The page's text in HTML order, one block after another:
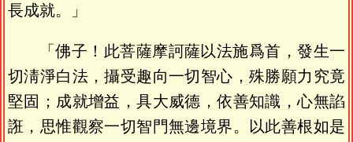
長成就。」
「佛子！此菩薩摩訶薩以法施爲首，發生一
切淸淨白法，攝受趣向一切智心，殊勝願力究竟
堅固；成就增益，具大威德，依善知識，心無諂
誑，思惟觀察一切智門無邊境界。以此善根如是